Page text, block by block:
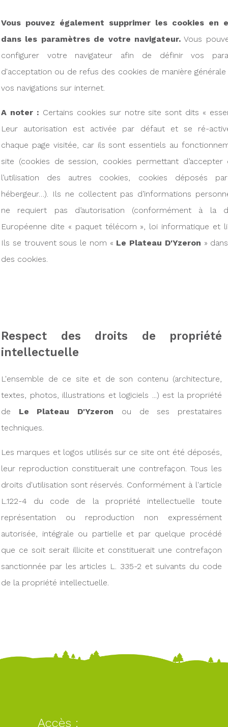
Vous pouvez également supprimer les cookies en
dans les paramètres de votre navigateur.Vous
configurer votre navigateur afin de définir vos
d'acceptation ou de refus des cookies de manière
vos navigations sur internet.
A noter : Certains cookies sur notre site sont dits «
Leur autorisation est activée par défaut et se ré-
chaque page visitée, car ils sont essentiels au
site (cookies de session, cookies permettant d’accepter
l’utilisation des autres cookies, cookies déposés
hébergeur…). Ils ne collectent pas d’informations
ne requiert pas d’autorisation (conformément à la
Européenne dite « paquet télécom », loi informatique et
Ils se trouvent sous le nom « Le Plateau D'Yzeron »
des cookies.
Respect des droits de propriété
intellectuelle
L'ensemble de ce site et de son contenu (architecture,
textes, photos, illustrations et logiciels ...) est la propriété
de Le Plateau D'Yzeron ou de ses prestataires
techniques.
Les marques et logos utilisés sur ce site ont été déposés,
leur reproduction constituerait une contrefaçon. Tous les
droits d'utilisation sont réservés. Conformément à l'article
L.122-4 du code de la propriété intellectuelle toute
représentation ou reproduction non expressément
autorisée, intégrale ou partielle et par quelque procédé
que ce soit serait illicite et constituerait une contrefaçon
sanctionnée par les articles L. 335-2 et suivants du code
de la propriété intellectuelle.
Accès :